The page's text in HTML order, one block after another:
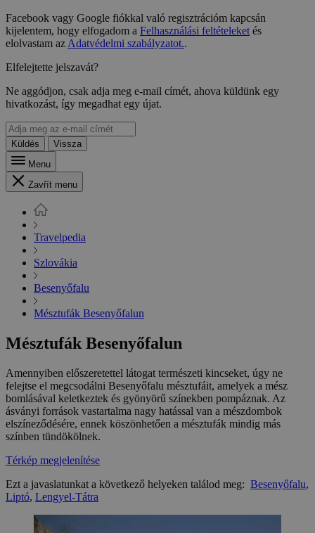
Facebook vagy Google fiókkal való regisztrációm kapcsán
kijelentem, hogy elfogadom a Felhasználási feltételeketés
elolvastam azAdatvédelmi szabályzatot..
Elfelejtette jelszavát?
Ne aggódjon, csak adja meg e-mail címét, ahova küldünk egy
hivatkozást, így megadhat egy újat.
Küldés
Vissza
Menu
Zavřít menu
Travelpedia
Szlovákia
Besenyőfalu
Mésztufák Besenyőfalun
Mésztufák Besenyőfalun
Amennyiben előszeretettel látogat természeti kincseket, úgy ne
felejtse el megcsodálni Besenyőfalu mésztufáit, amelyek a mész
bomlásával keletkeztek és gyönyörű színekben pompáznak. Az
ásványi források vastartalma nagy hatással van a mészdombok
elszíneződésére, ennek köszönhetően a mésztufák mindig más
színben tündökölnek.
Térkép megjelenítése
Ezt a javaslatunkat a következő helyeken találod meg: Besenyőfalu,
Liptó, Lengyel-Tátra